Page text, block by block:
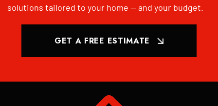
solutions tailored to your home — and your budget.
GET A FREE ESTIMATE